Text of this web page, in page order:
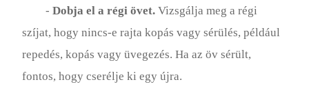
- Dobja el a régi övet. Vizsgálja meg a régi
szíjat, hogy nincs-e rajta kopás vagy sérülés, például
repedés, kopás vagy üvegezés. Ha az öv sérült,
fontos, hogy cserélje ki egy újra.